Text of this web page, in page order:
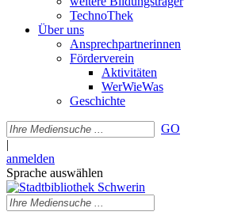
TechnoThek
Über uns
Ansprechpartnerinnen
Förderverein
Aktivitäten
WerWieWas
Geschichte
GO
|
anmelden
Sprache auswählen